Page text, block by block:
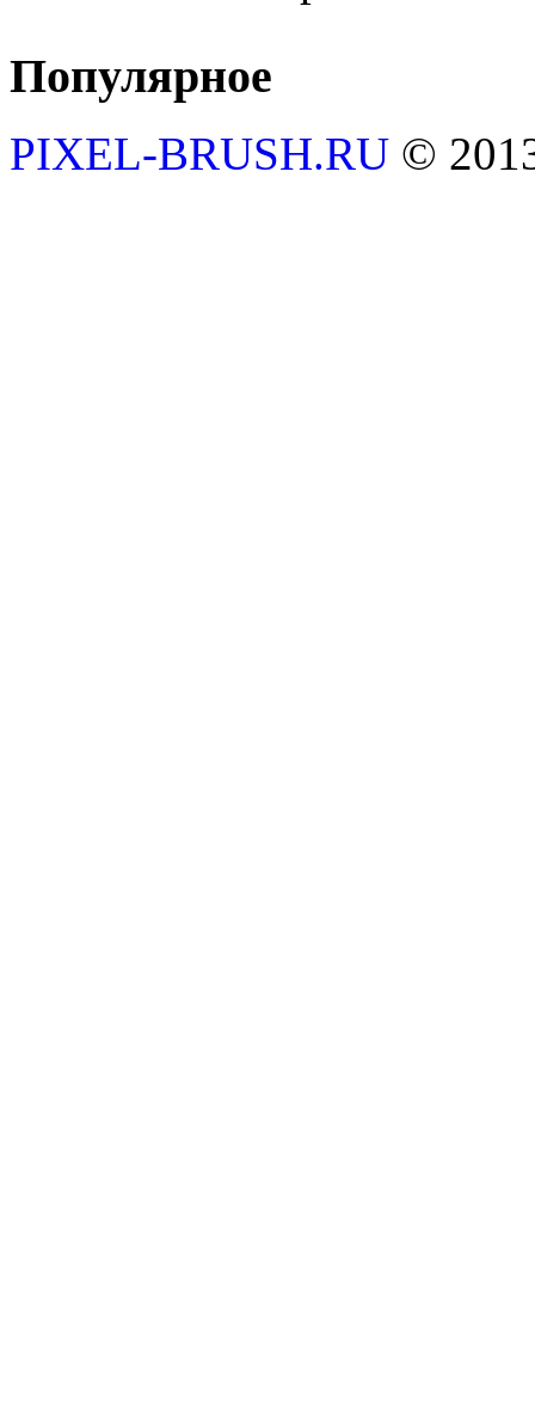
Популярное
PIXEL-BRUSH.RU ©